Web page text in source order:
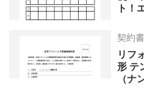
ト！
契約
リフ
形 テ
（ナ